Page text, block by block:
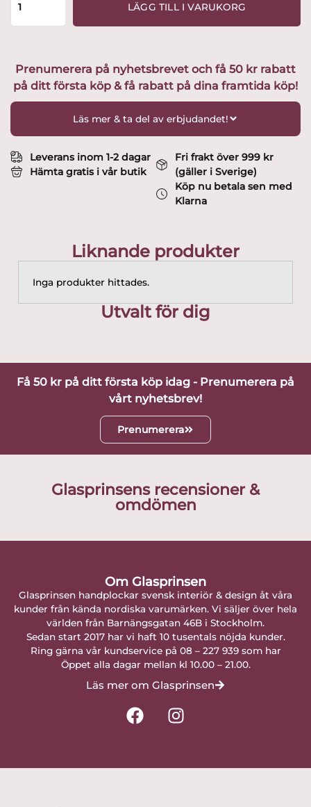
Raggsocks
katt
&
mängd
LÄGG TILL I VARUKORG
Prenumerera på nyhetsbrevet och få 50 kr rabatt
på ditt första köp & få rabatt på dina framtida köp!
Läs mer & ta del av erbjudandet!
Leverans inom 1-2 dagar
Hämta gratis i vår butik
Fri frakt över 999 kr
(gäller i Sverige)
Köp nu betala sen med
Klarna
Liknande produkter
Inga produkter hittades.
Utvalt för dig
Få 50 kr på ditt första köp idag - Prenumerera på
vårt nyhetsbrev!
Prenumerera
Glasprinsens recensioner &
omdömen
Om Glasprinsen
Glasprinsen handplockar svensk interiör & design åt våra
kunder från kända nordiska varumärken. Vi säljer över hela
världen från Barnängsgatan 46B i Stockholm.
Sedan start 2017 har vi haft 10 tusentals nöjda kunder.
Ring gärna vår kundservice på 08 – 227 939 som har
Öppet alla dagar mellan kl 10.00 – 21.00.
Läs mer om Glasprinsen
F
a
I
n